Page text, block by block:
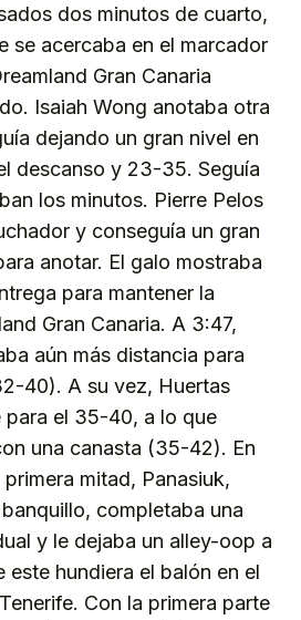
dos minutos de cuarto,
se acercaba en el marcador
Gran Canaria
Isaiah Wong anotaba otra
dejando un gran nivel en
descanso y 23-35. Seguía
los minutos. Pierre Pelos
y conseguía un gran
anotar. El galo mostraba
para mantener la
Gran Canaria. A 3:47,
aún más distancia para
40). A su vez, Huertas
el 35-40, a lo que
una canasta (35-42). En
mitad, Panasiuk,
completaba una
y le dejaba un alley-oop a
este hundiera el balón en el
Con la primera parte